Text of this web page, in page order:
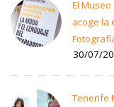
El
acoge la
30/07/
Tenerife